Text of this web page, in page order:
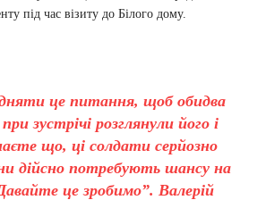
під час візиту до Білого дому.
це питання, щоб обидва
зустрічі розглянули його і
що, ці солдати серйозно
дійсно потребують шансу на
це зробимо”. Валерій